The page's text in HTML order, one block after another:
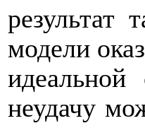
результат
модели
идеальной
неудачу